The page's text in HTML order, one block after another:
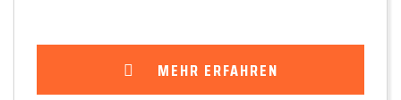
MEHR ERFAHREN